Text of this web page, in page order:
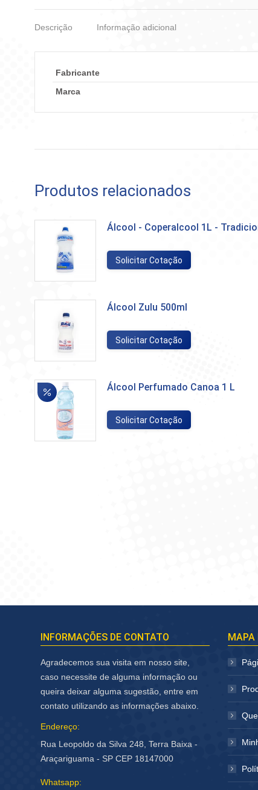
Descrição Informação adicional
Fabricante
Marca
Produtos relacionados
Álcool - Coperalcool 1L -
Solicitar Cotação
Álcool Zulu 500ml
Solicitar Cotação
Álcool Perfumado Canoa 1 L
Solicitar Cotação
INFORMAÇÕES DE CONTATO
Agradecemos sua visita em nosso site,
caso necessite de alguma informação ou
queira deixar alguma sugestão, entre em
contato utilizando as informações abaixo.
Endereço:
Rua Leopoldo da Silva 248, Terra Baixa -
Araçariguama - SP CEP 18147000
Whatsapp:
MAPA